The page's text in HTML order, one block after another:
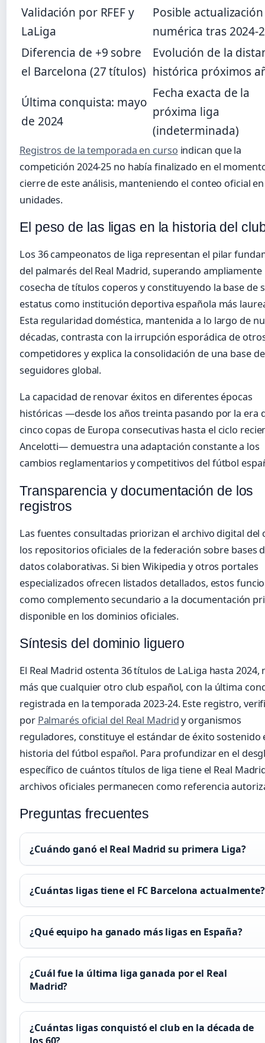
Validación por RFEF y
LaLiga
Posible actualización
numérica tras 2024-
Diferencia de +9 sobre
el Barcelona (27 títulos)
Evolución de la
histórica próximos
Última conquista: mayo
de 2024
Fecha exacta de la
próxima liga
(indeterminada)
Registros de la temporada en curso indican que la
competición 2024-25 no había finalizado en el
cierre de este análisis, manteniendo el conteo oficial
unidades.
El peso de las ligas en la historia del
Los 36 campeonatos de liga representan el pilar
del palmarés del Real Madrid, superando ampliamente
cosecha de títulos coperos y constituyendo la base de
estatus como institución deportiva española más
Esta regularidad doméstica, mantenida a lo largo de
décadas, contrasta con la irrupción esporádica de
competidores y explica la consolidación de una base de
seguidores global.
La capacidad de renovar éxitos en diferentes épocas
históricas —desde los años treinta pasando por la era
cinco copas de Europa consecutivas hasta el ciclo
Ancelotti— demuestra una adaptación constante a los
cambios reglamentarios y competitivos del fútbol
Transparencia y documentación de los
registros
Las fuentes consultadas priorizan el archivo digital del
los repositorios oficiales de la federación sobre bases
datos colaborativas. Si bien Wikipedia y otros portales
especializados ofrecen listados detallados, estos
como complemento secundario a la documentación
disponible en los dominios oficiales.
Síntesis del dominio liguero
El Real Madrid ostenta 36 títulos de LaLiga hasta 2024,
más que cualquier otro club español, con la última
registrada en la temporada 2023-24. Este registro,
por Palmarés oficial del Real Madridy organismos
reguladores, constituye el estándar de éxito sostenido
historia del fútbol español. Para profundizar en el
específico de cuántos títulos de liga tiene el Real
archivos oficiales permanecen como referencia
Preguntas frecuentes
¿Cuándo ganó el Real Madrid su primera Liga?
¿Cuántas ligas tiene el FC Barcelona actualmente?
¿Qué equipo ha ganado más ligas en España?
¿Cuál fue la última liga ganada por el Real
Madrid?
¿Cuántas ligas conquistó el club en la década de